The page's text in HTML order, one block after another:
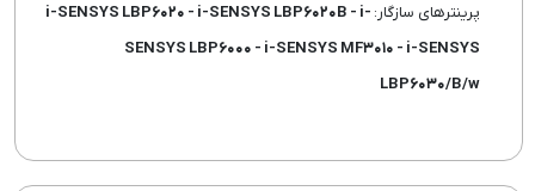
پرینترهای سازگار: i-SENSYS LBP۶۰۲۰ - i-SENSYS LBP۶۰۲۰B - i-
SENSYS LBP۶۰۰۰ - i-SENSYS MF۳۰۱۰ - i-SENSYS
LBP۶۰۳۰/B/w